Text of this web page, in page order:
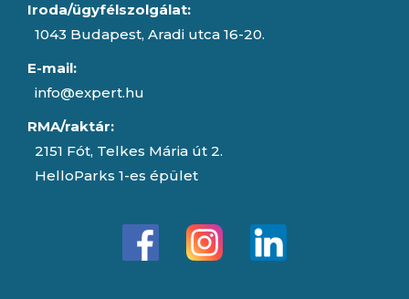
Iroda/ügyfélszolgálat:
1043 Budapest, Aradi utca 16-20.
E-mail:
info@expert.hu
RMA/raktár:
2151 Fót, Telkes Mária út 2.
HelloParks 1-es épület